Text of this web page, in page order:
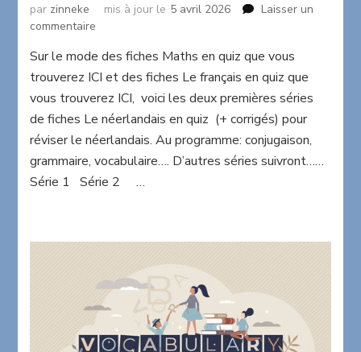
par zinneke mis à jour le 5 avril 2026
Laisser un
commentaire
néerlandais
en
quiz
Sur le mode des fiches Maths en quiz que vous
trouverez ICI et des fiches Le français en quiz que
vous trouverez ICI, voici les deux premières séries
de fiches Le néerlandais en quiz (+ corrigés) pour
réviser le néerlandais. Au programme: conjugaison,
grammaire, vocabulaire…. D’autres séries suivront……
Série 1 Série 2 …